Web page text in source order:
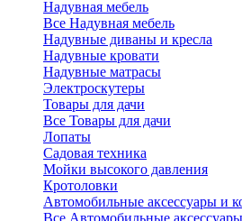
Надувная мебель
Все Надувная мебель
Надувные диваны и кресла
Надувные кровати
Надувные матрасы
Электроскутеры
Товары для дачи
Все Товары для дачи
Лопаты
Садовая техника
Мойки высокого давления
Кротоловки
Автомобильные аксессуары и
Все Автомобильные